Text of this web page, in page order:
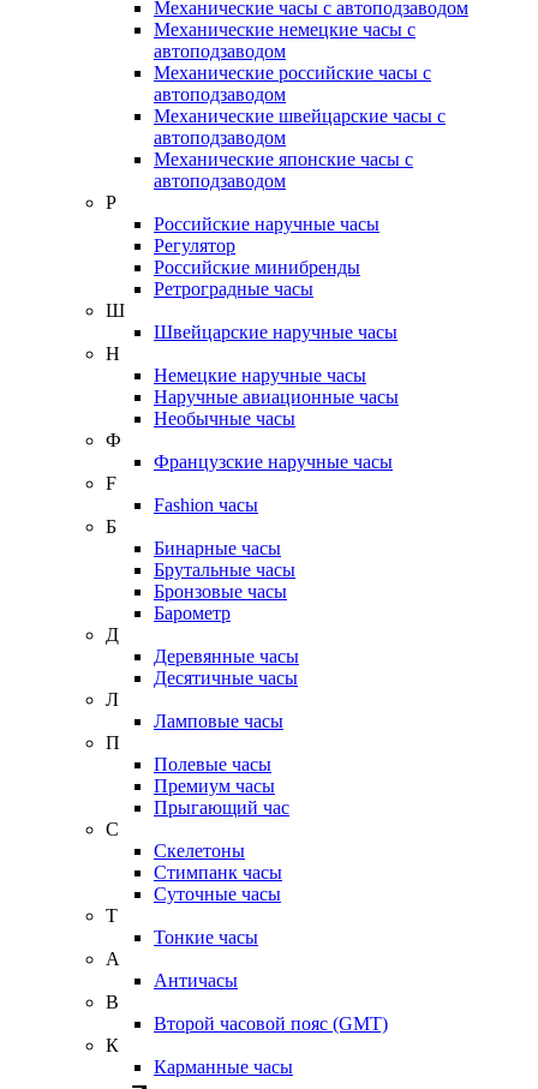
Механические часы с автоподзаводом
Механические немецкие часы с
автоподзаводом
Механические российские часы с
автоподзаводом
Механические швейцарские часы с
автоподзаводом
Механические японские часы с
автоподзаводом
Р
Российские наручные часы
Регулятор
Российские минибренды
Ретроградные часы
Ш
Швейцарские наручные часы
Н
Немецкие наручные часы
Наручные авиационные часы
Необычные часы
Ф
Французские наручные часы
F
Fashion часы
Б
Бинарные часы
Брутальные часы
Бронзовые часы
Барометр
Д
Деревянные часы
Десятичные часы
Л
Ламповые часы
П
Полевые часы
Премиум часы
Прыгающий час
С
Скелетоны
Стимпанк часы
Суточные часы
Т
Тонкие часы
А
Античасы
В
Второй часовой пояс (GMT)
К
Карманные часы